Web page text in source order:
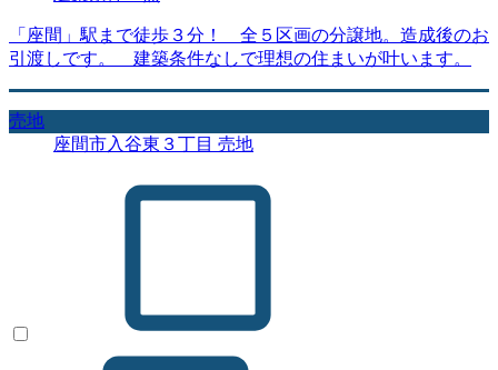
「座間」駅まで徒歩３分！ 全５区画の分譲地。造成後のお
引渡しです。 建築条件なしで理想の住まいが叶います。
売地
座間市入谷東３丁目 売地